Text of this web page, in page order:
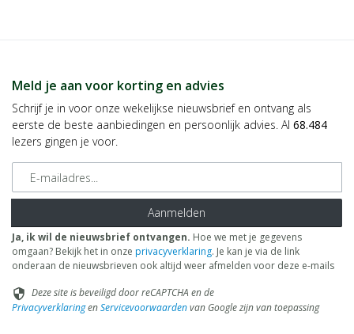
Meld je aan voor korting en advies
Schrijf je in voor onze wekelijkse nieuwsbrief en ontvang als
eerste de beste aanbiedingen en persoonlijk advies. Al 68.484
lezers gingen je voor.
E-mailadres
Aanmelden
Ja, ik wil de nieuwsbrief ontvangen. Hoe we met je gegevens
omgaan? Bekijk het in onze privacyverklaring. Je kan je via de link
onderaan de nieuwsbrieven ook altijd weer afmelden voor deze e-mails
security Deze site is beveiligd door reCAPTCHA en de
PrivacyverklaringenServicevoorwaardenvan Google zijn van toepassing